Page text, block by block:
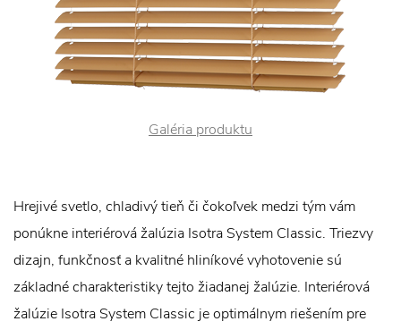
Galéria produktu
Hrejivé svetlo, chladivý tieň či čokoľvek medzi tým vám
ponúkne interiérová žalúzia Isotra System Classic. Triezvy
dizajn, funkčnosť a kvalitné hliníkové vyhotovenie sú
základné charakteristiky tejto žiadanej žalúzie. Interiérová
žalúzie Isotra System Classic je optimálnym riešením pre